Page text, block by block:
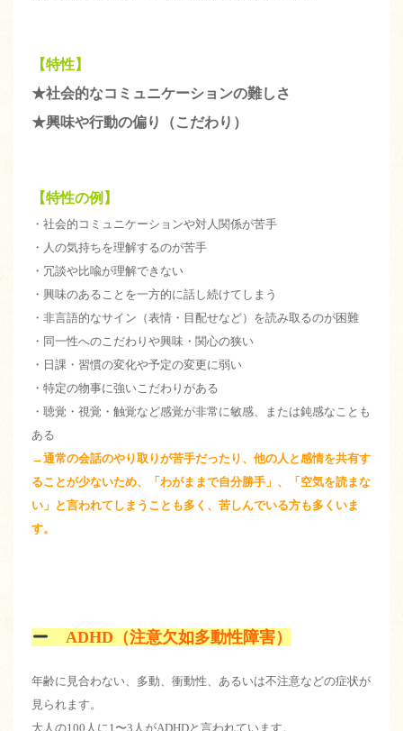
【特性】
★社会的なコミュニケーションの難しさ
★興味や行動の偏り（こだわり）
【特性の例】
・社会的コミュニケーションや対人関係が苦手
・人の気持ちを理解するのが苦手
・冗談や比喩が理解できない
・興味のあることを一方的に話し続けてしまう
・非言語的なサイン（表情・目配せなど）を読み取るのが困難
・同一性へのこだわりや興味・関心の狭い
・日課・習慣の変化や予定の変更に弱い
・特定の物事に強いこだわりがある
・聴覚・視覚・触覚など感覚が非常に敏感、または鈍感なことも
ある
→通常の会話のやり取りが苦手だったり、他の人と感情を共有す
ることが少ないため、「わがままで自分勝手」、「空気を読まな
い」と言われてしまうことも多く、苦しんでいる方も多くいま
す。
ADHD（注意欠如多動性障害）
年齢に見合わない、多動、衝動性、あるいは不注意などの症状が
見られます。
大人の100人に1〜3人がADHDと言われています。